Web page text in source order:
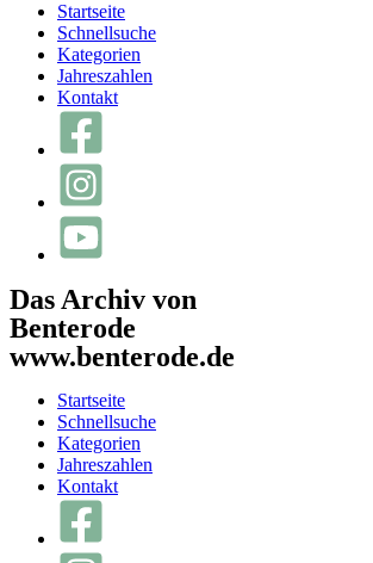
Startseite
Schnellsuche
Kategorien
Jahreszahlen
Kontakt
Das Archiv von
Benterode
www.benterode.de
Startseite
Schnellsuche
Kategorien
Jahreszahlen
Kontakt